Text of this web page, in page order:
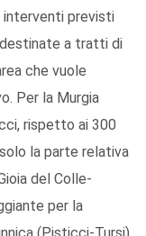
interventi previsti
a tratti di
che vuole
Per la Murgia
rispetto ai 300
la parte relativa
del Colle-
per la